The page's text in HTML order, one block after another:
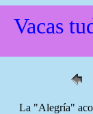
Vacas
La "Alegría"